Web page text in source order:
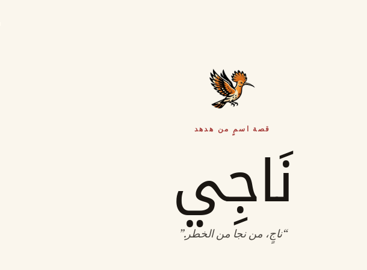
قصة اسمٍ من هدهد
نَاجِي
“ناجٍ، من نجا من الخطر.”